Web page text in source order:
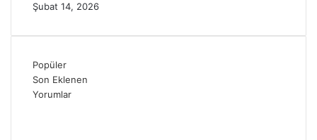
Şubat 14, 2026
Popüler
Son Eklenen
Yorumlar